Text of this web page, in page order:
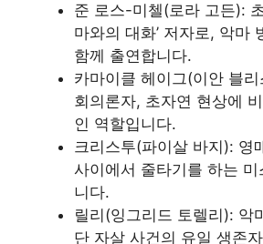
준 로스-미첼(로라 고든):
마와의 대화’ 저자로, 악마
함께 출연합니다.
카마이클 헤이그(이안 블
회의론자, 초자연 현상에
인 역할입니다.
크리스투(파이살 바지): 영
사이에서 줄타기를 하는 미
니다.
릴리(잉그리드 토렐리): 악
단 자살 사건의 유일 생존